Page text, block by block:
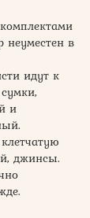
неуместен в
идут к
и
джинсы.